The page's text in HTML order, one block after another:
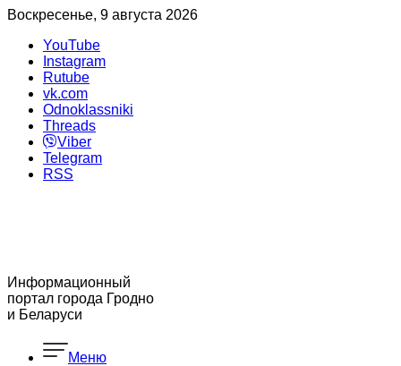
Воскресенье, 9 августа 2026
YouTube
Instagram
Rutube
vk.com
Odnoklassniki
Threads
Viber
Telegram
RSS
Информационный
портал города Гродно
и Беларуси
Меню